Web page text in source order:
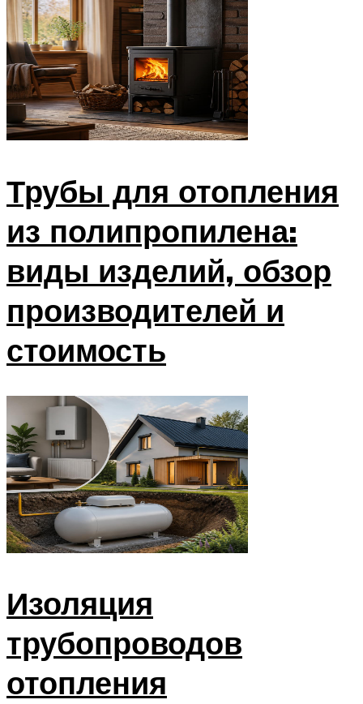
Трубы для отопления
из полипропилена:
виды изделий, обзор
производителей и
стоимость
Изоляция
трубопроводов
отопления